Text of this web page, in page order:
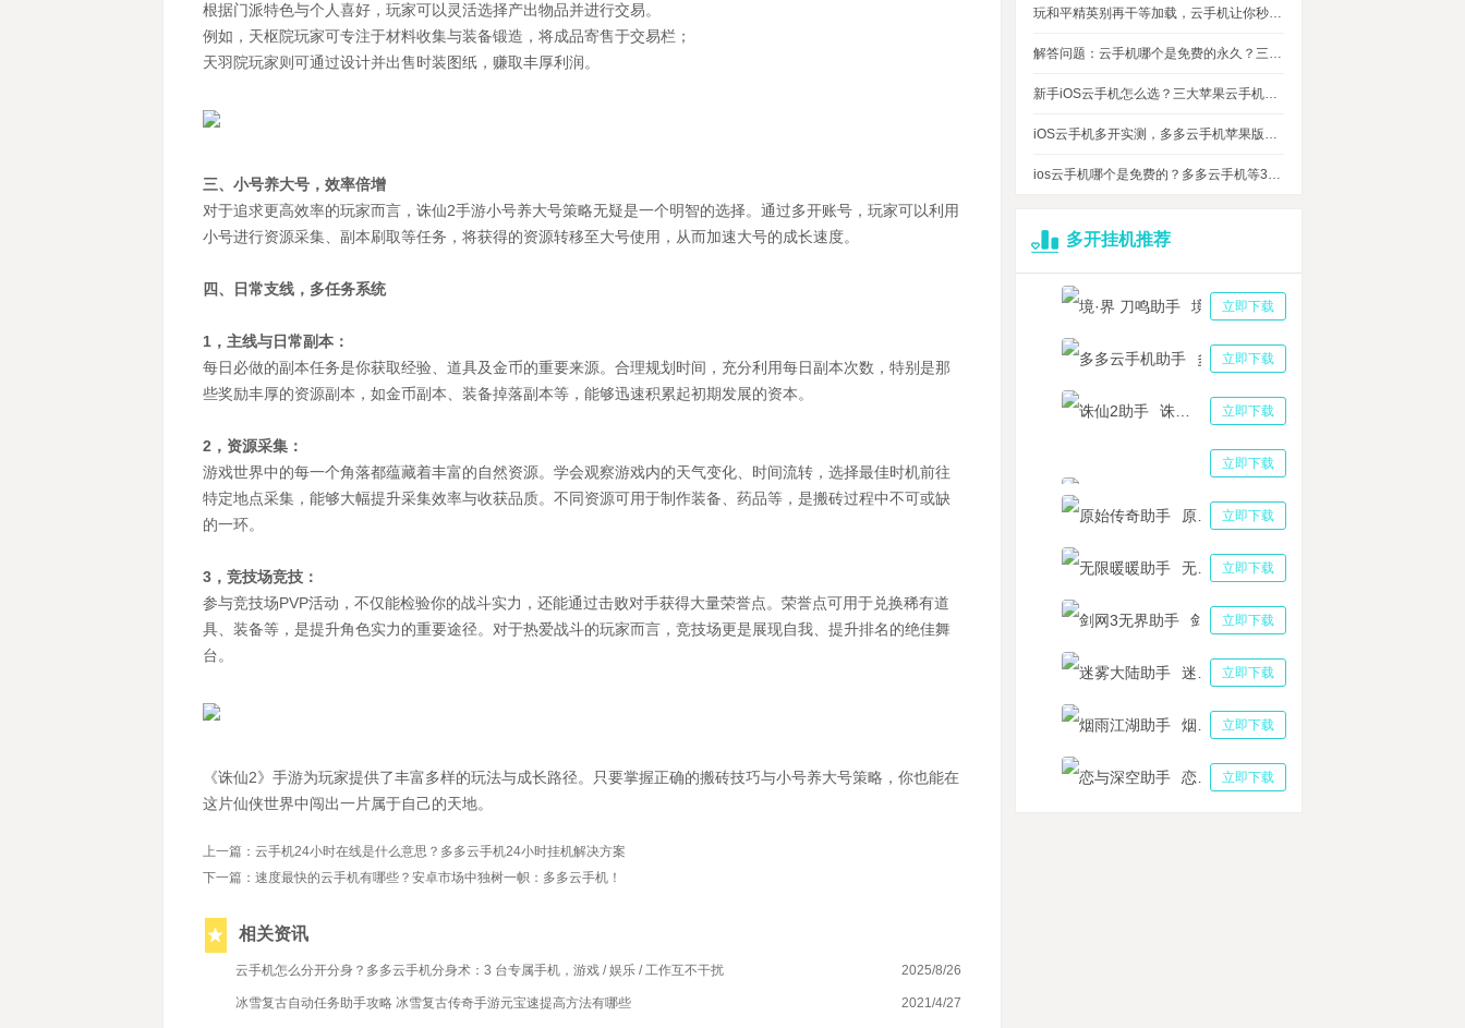
根据门派特色与个人喜好，玩家可以灵活选择产出物品并进行交易。
例如，天枢院玩家可专注于材料收集与装备锻造，将成品寄售于交易栏；
天羽院玩家则可通过设计并出售时装图纸，赚取丰厚利润。
三、小号养大号，效率倍增
对于追求更高效率的玩家而言，诛仙2手游小号养大号策略无疑是一个明智的选择。通过多开账号，玩家可以利用
小号进行资源采集、副本刷取等任务，将获得的资源转移至大号使用，从而加速大号的成长速度。
四、日常支线，多任务系统
1，主线与日常副本：
每日必做的副本任务是你获取经验、道具及金币的重要来源。合理规划时间，充分利用每日副本次数，特别是那
些奖励丰厚的资源副本，如金币副本、装备掉落副本等，能够迅速积累起初期发展的资本。
2，资源采集：
游戏世界中的每一个角落都蕴藏着丰富的自然资源。学会观察游戏内的天气变化、时间流转，选择最佳时机前往
特定地点采集，能够大幅提升采集效率与收获品质。不同资源可用于制作装备、药品等，是搬砖过程中不可或缺
的一环。
3，竞技场竞技：
参与竞技场PVP活动，不仅能检验你的战斗实力，还能通过击败对手获得大量荣誉点。荣誉点可用于兑换稀有道
具、装备等，是提升角色实力的重要途径。对于热爱战斗的玩家而言，竞技场更是展现自我、提升排名的绝佳舞
台。
《诛仙2》手游为玩家提供了丰富多样的玩法与成长路径。只要掌握正确的搬砖技巧与小号养大号策略，你也能在
这片仙侠世界中闯出一片属于自己的天地。
上一篇：云手机24小时在线是什么意思？多多云手机24小时挂机解决方案
下一篇：速度最快的云手机有哪些？安卓市场中独树一帜：多多云手机！
相关资讯
云手机怎么分开分身？多多云手机分身术：3 台专属手机，游戏 / 娱乐 / 工作互不干扰 2025/8/26
冰雪复古自动任务助手攻略 冰雪复古传奇手游元宝速提高方法有哪些 2021/4/27
玩和平精英别再干等加载，云手机让你秒玩游戏进战场
解答问题：云手机哪个是免费的永久？三大免费永久正版云手机对比
新手iOS云手机怎么选？三大苹果云手机知名品牌性能对比测评
iOS云手机多开实测，多多云手机苹果版最多可同时运行多少台？
ios云手机哪个是免费的？多多云手机等3大品牌对比测评，告诉你免费ios云手机的真相
多开挂机推荐
立即下载
立即下载
多多云手机助手
立即下载
立即下载
三国志战略版助手
立即下载
立即下载
立即下载
立即下载
立即下载
立即下载